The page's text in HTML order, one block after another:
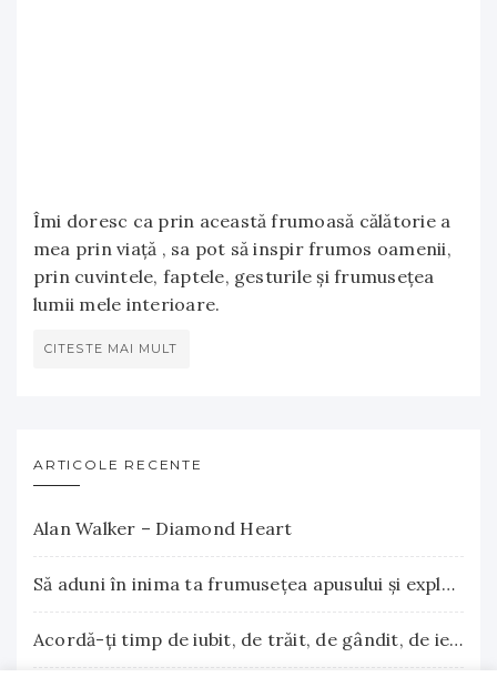
Îmi doresc ca prin această frumoasă călătorie a
mea prin viață , sa pot să inspir frumos oamenii,
prin cuvintele, faptele, gesturile și frumusețea
lumii mele interioare.
CITESTE MAI MULT
ARTICOLE RECENTE
Alan Walker – Diamond Heart
Să aduni în inima ta frumuseţea apusului şi explozia nesfârşită a răsăritului
Acordă-ţi timp de iubit, de trăit, de gândit, de iertat